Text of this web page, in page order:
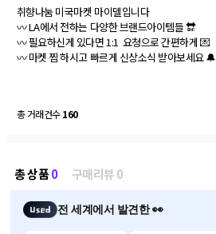
취향나눔 미국마켓 마이델입니다
〰️ LA에서 전하는 다양한 브랜드아이템들 🔛
〰️ 필요하신게 있다면 1:1  요청으로 간편하게 💌
〰️ 마켓 찜 하시고 빠르게 신상소식 받아보세요 🔔
총 거래건수160
총 상품0 구매리뷰 0
전 세계에서 발견한 👀